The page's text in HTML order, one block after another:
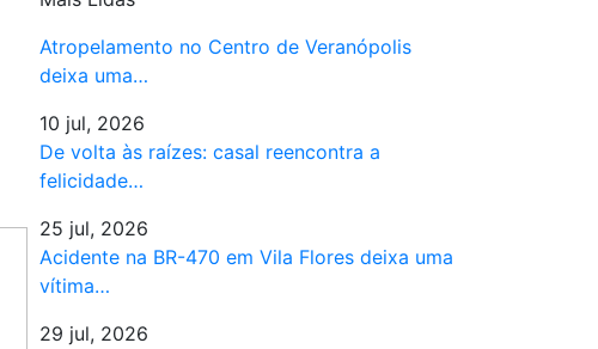
Atropelamento no Centro de Veranópolis
deixa uma…
10 jul, 2026
De volta às raízes: casal reencontra a
felicidade…
25 jul, 2026
Acidente na BR-470 em Vila Flores deixa uma
vítima…
29 jul, 2026